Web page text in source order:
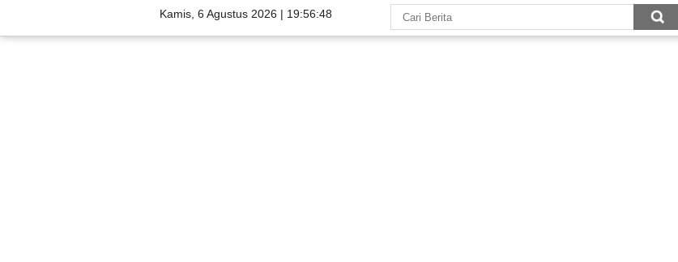
Kamis, 6 Agustus 2026 | 19:56:49